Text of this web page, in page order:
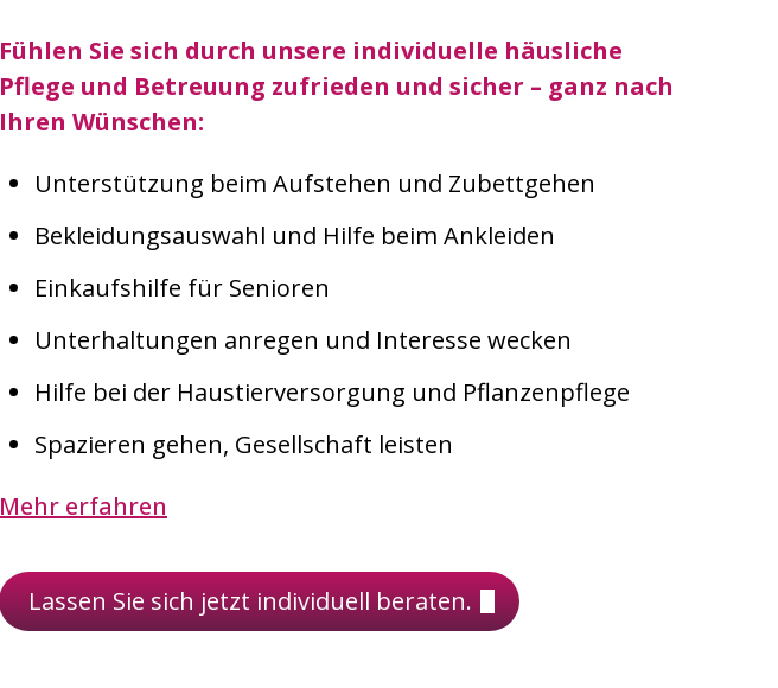
Fühlen Sie sich durch unsere individuelle häusliche
Pflege und Betreuung zufrieden und sicher – ganz nach
Ihren Wünschen:
Unterstützung beim Aufstehen und Zubettgehen
Bekleidungsauswahl und Hilfe beim Ankleiden
Einkaufshilfe für Senioren
Unterhaltungen anregen und Interesse wecken
Hilfe bei der Haustierversorgung und Pflanzenpflege
Spazieren gehen, Gesellschaft leisten
Mehr erfahren
Lassen Sie sich jetzt individuell beraten.